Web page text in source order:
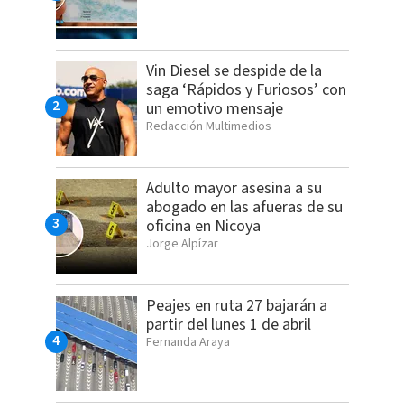
Vin Diesel se despide de la
saga ‘Rápidos y Furiosos’ con
un emotivo mensaje
Redacción Multimedios
Adulto mayor asesina a su
abogado en las afueras de su
oficina en Nicoya
Jorge Alpízar
Peajes en ruta 27 bajarán a
partir del lunes 1 de abril
Fernanda Araya